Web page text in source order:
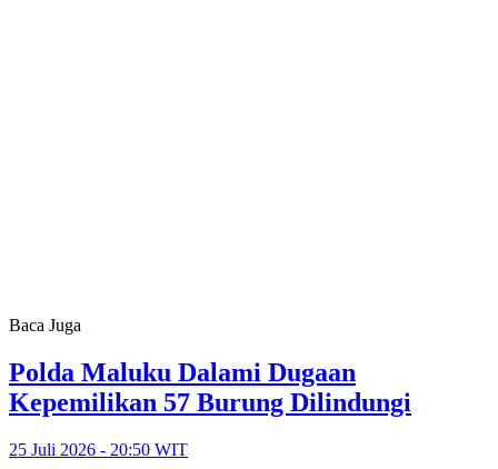
Baca Juga
Polda Maluku Dalami Dugaan
Kepemilikan 57 Burung Dilindungi
25 Juli 2026 - 20:50 WIT